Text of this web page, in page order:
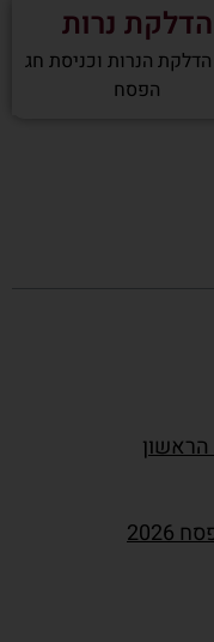
הדלקת נרות
הדלקת הנרות וכניסת חג
הפסח